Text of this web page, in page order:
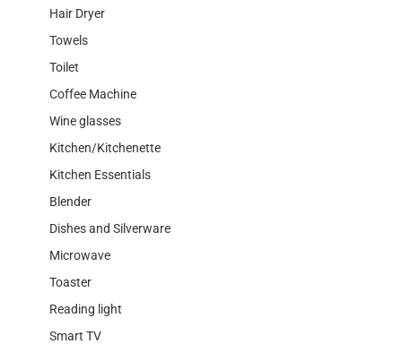
Hair Dryer
Towels
Toilet
Coffee Machine
Wine glasses
Kitchen/Kitchenette
Kitchen Essentials
Blender
Dishes and Silverware
Microwave
Toaster
Reading light
Smart TV